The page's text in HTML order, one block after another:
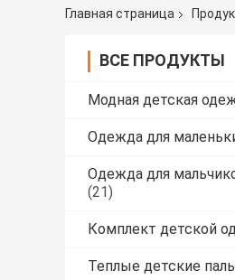
Главная страница
ВСЕ ПРОДУКТЫ
Модная детская
Одежда для
Одежда для
(21)
Комплект детской
Теплые детские